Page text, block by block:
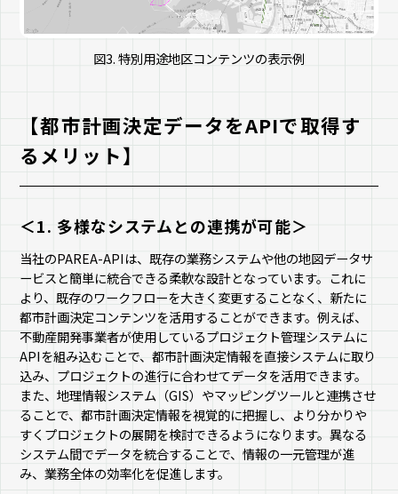
図3. 特別用途地区コンテンツの表示例
【都市計画決定データをAPIで取得す
るメリット】
＜1. 多様なシステムとの連携が可能＞
当社のPAREA-APIは、既存の業務システムや他の地図データサ
ービスと簡単に統合できる柔軟な設計となっています。これに
より、既存のワークフローを大きく変更することなく、新たに
都市計画決定コンテンツを活用することができます。例えば、
不動産開発事業者が使用しているプロジェクト管理システムに
APIを組み込むことで、都市計画決定情報を直接システムに取り
込み、プロジェクトの進行に合わせてデータを活用できます。
また、地理情報システム（GIS）やマッピングツールと連携させ
ることで、都市計画決定情報を視覚的に把握し、より分かりや
すくプロジェクトの展開を検討できるようになります。異なる
システム間でデータを統合することで、情報の一元管理が進
み、業務全体の効率化を促進します。